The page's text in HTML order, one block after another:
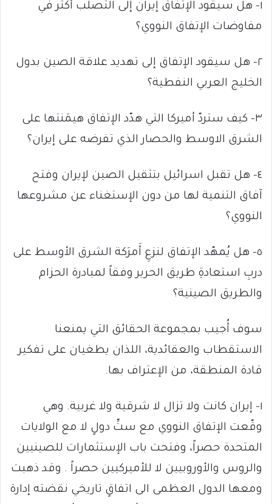
١- هل سيقود الإتفاق إيران إلى التصلّب أكثر في
مفاوضات الإتفاق النووي؟
٢- هل سيقود الإتفاق إلى تهديد علاقة الصين بدول
الخليج العربي النفطية؟
٣- كيف ستردّ أميركا التي هدّد الإتفاق هيمَنتها على
الشرق الاوسط والحصار الذي تفرضه على إيران؟
٤- هل تقبل اسرائيل بتثقيل الصين لإيران وفتح
آفاق التنمية لها من دون الإستغناء عن مشروعها
النووي؟
٥- هل يُمهّد الإتفاق لنزعِ أَمرَكة الشرق الأوسط على
دربِ استعادةِ طريق الحرير وفقاً لمبادرة الحزام
والطريق الصينية؟
سوف أُجيب بمجموعة الحقائق التي يمنعنا
الاستقطاب والعقائدية، اللذان يطغيان على تفكير
قادة المنطقة، من الإعتراف بها.
١- إيران كانت ولا تزال لا شرقية ولا غربية. وهي
وقّعت الإتفاق النووي مع ستِّ دولٍ لا مع الولايات
المتحدة حصراً، وفتحت باب الإستثمارات للصينيين
والروس والأوروبيين لا للأميركيين حصراً . وقد ذهبت
ومعها الدول العظمى الى اتفاقٍ تاريخي نقضته إدارة